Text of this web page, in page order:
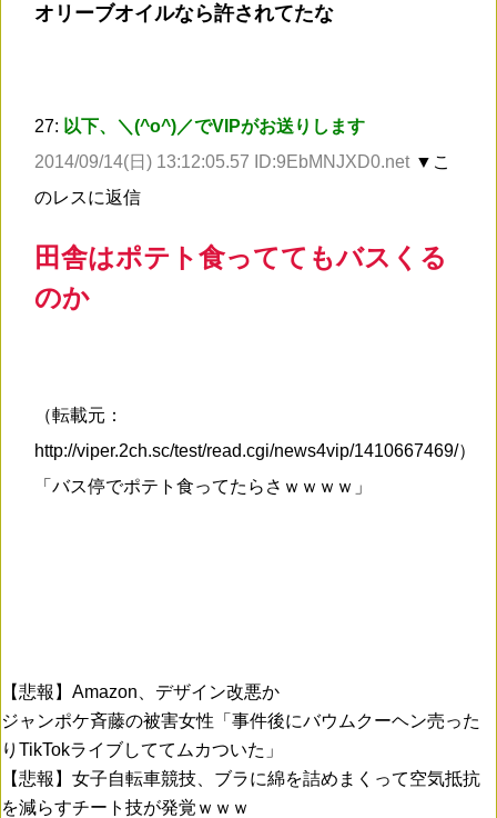
オリーブオイルなら許されてたな
27: 以下、＼(^o^)／でVIPがお送りします
2014/09/14(日) 13:12:05.57 ID:9EbMNJXD0.net ▼こ
のレスに返信
田舎はポテト食っててもバスくる
のか
（転載元：
http://viper.2ch.sc/test/read.cgi/news4vip/1410667469/）
「バス停でポテト食ってたらさｗｗｗｗ」
【悲報】Amazon、デザイン改悪か
ジャンポケ斉藤の被害女性「事件後にバウムクーヘン売った
りTikTokライブしててムカついた」
【悲報】女子自転車競技、ブラに綿を詰めまくって空気抵抗
を減らすチート技が発覚ｗｗｗ